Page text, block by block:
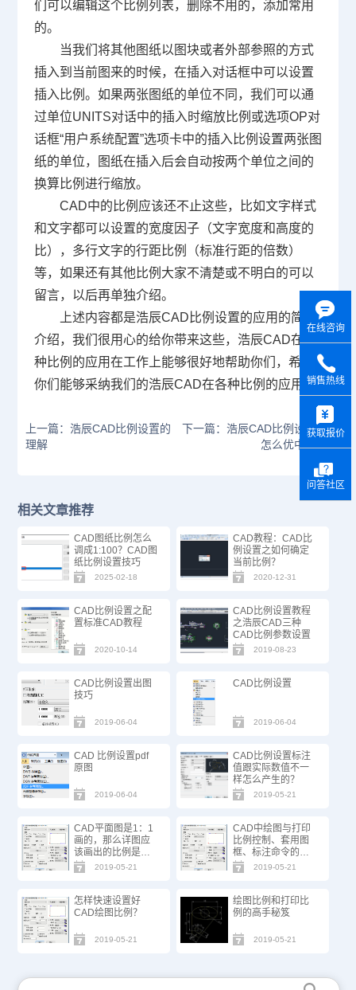
们可以编辑这个比例列表，删除不用的，添加常用
的。
当我们将其他图纸以图块或者外部参照的方式
插入到当前图来的时候，在插入对话框中可以设置
插入比例。如果两张图纸的单位不同，我们可以通
过单位UNITS对话中的插入时缩放比例或选项OP对
话框“用户系统配置”选项卡中的插入比例设置两张图
纸的单位，图纸在插入后会自动按两个单位之间的
换算比例进行缩放。
CAD中的比例应该还不止这些，比如文字样式
和文字都可以设置的宽度因子（文字宽度和高度的
比），多行文字的行距比例（标准行距的倍数）
等，如果还有其他比例大家不清楚或不明白的可以
留言，以后再单独介绍。
上述内容都是浩辰CAD 比例设置的应用的简单
介绍，我们很用心的给你带来这些，浩辰CAD在各
种比例的应用在工作上能够很好地帮助你们，希望
你们能够采纳我们的浩辰CAD在各种比例的应用。
上一篇：浩辰CAD比例设置的
理解
下一篇：浩辰CAD比例设置中
怎么优中选优
相关文章推荐
CAD图纸比例怎么
调成1:100？CAD图
纸比例设置技巧
2025-02-18
CAD教程：CAD比
例设置之如何确定
当前比例？
2020-12-31
CAD比例设置之配
置标准CAD教程
2020-10-14
CAD比例设置教程
之浩辰CAD三种
CAD比例参数设置
2019-08-23
CAD比例设置出图
技巧
2019-06-04
CAD比例设置
2019-06-04
CAD 比例设置pdf
原图
2019-06-04
CAD比例设置标注
值跟实际数值不一
样怎么产生的？
2019-05-21
CAD平面图是1：1
画的，那么详图应
该画出的比例是多
少？
2019-05-21
CAD中绘图与打印
比例控制、套用图
框、标注命令的使
用技巧2019-05-21
怎样快速设置好
CAD绘图比例？
2019-05-21
绘图比例和打印比
例的高手秘笈
2019-05-21
在线咨询
销售热线
获取报价
问答社区